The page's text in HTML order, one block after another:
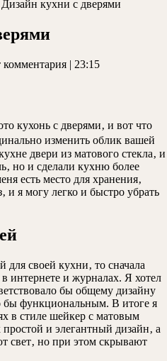
Дизайн кухни с дверями
комментария | 23:15
кухонь с дверями‚ и вот что
изменить облик вашей
двери из матового стекла‚ и
но и сделали кухню более
есть место для хранения‚
и я могу легко и быстро убрать
для своей кухни‚ то сначала
интернете и журналах. Я хотел
бы общему дизайну
функциональным. В итоге я
в стиле шейкер с матовым
и элегантный дизайн‚ а
свет‚ но при этом скрывают